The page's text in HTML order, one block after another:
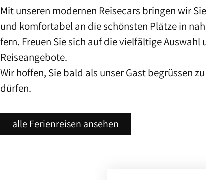
Mit unseren modernen Reisecars bringen wir
und komfortabel an die schönsten Plätze in
fern. Freuen Sie sich auf die vielfältige Auswahl
Reiseangebote.
Wir hoffen, Sie bald als unser Gast begrüssen zu
dürfen.
alle Ferienreisen ansehen